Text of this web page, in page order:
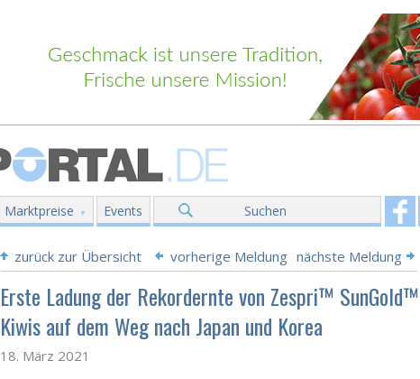
Marktpreise Events Suchen
zurück zur Übersicht vorherige Meldung nächste Meldung
Erste Ladung der Rekordernte von Zespri™ SunGold™
Kiwis auf dem Weg nach Japan und Korea
18. März 2021